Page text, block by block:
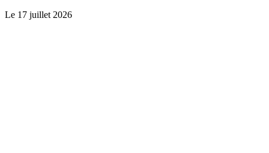
Le 17 juillet 2026